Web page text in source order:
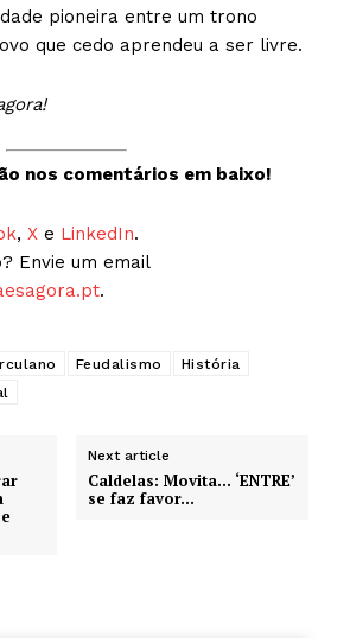
pioneira entre um trono
que cedo aprendeu a ser livre.
nos comentários em baixo!
, X e LinkedIn.
Envie um email
.
Feudalismo
História
Next article
Caldelas: Movita… ‘ENTRE’
se faz favor…